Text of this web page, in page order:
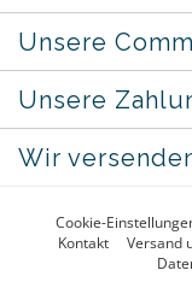
Unsere
Unsere
Wir
Cookie-
Kontakt
Versand